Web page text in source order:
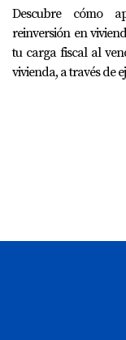
Descubre cómo
reinversión en
tu carga fiscal al
vivienda, a través de